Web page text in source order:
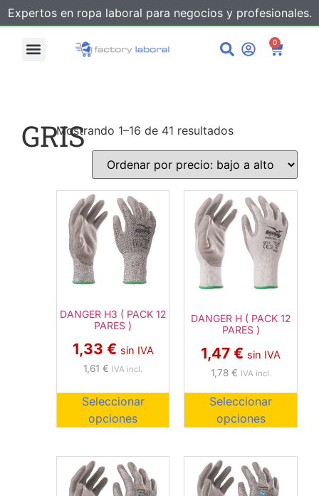
Expertos en ropa laboral para negocios y profesionales.
0
Mostrando 1–16 de 41 resultados
DANGER H3 ( PACK 12
PARES )
1,33 € sin IVA
1,61€ IVA incl.
Seleccionar
opciones
DANGER H ( PACK 12
PARES )
1,47€ sin IVA
1,78 € IVA incl.
Seleccionar
opciones
GRIS